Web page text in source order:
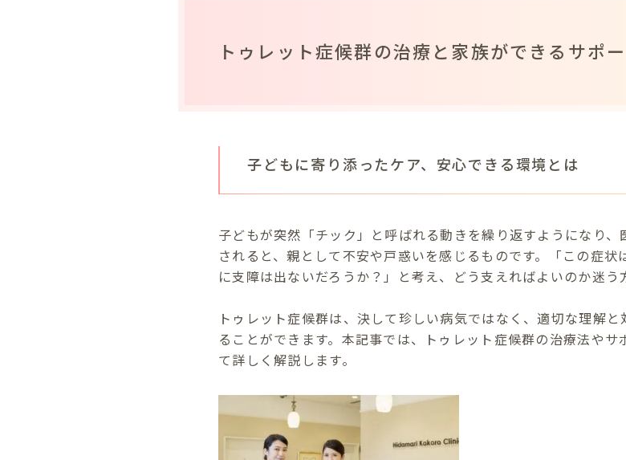
トゥレット症候群の治療と家族ができるサポ
子どもに寄り添ったケア、安心できる環境とは
子どもが突然「チック」と呼ばれる動きを繰り返すようになり
されると、親として不安や戸惑いを感じるものです。「この症
に支障は出ないだろうか？」と考え、どう支えればよいのか迷う
トゥレット症候群は、決して珍しい病気ではなく、適切な理解
ることができます。本記事では、トゥレット症候群の治療法や
て詳しく解説します。